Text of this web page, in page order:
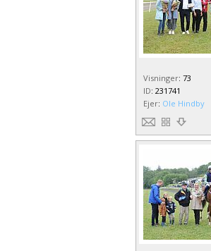
Visninger: 73
ID: 231741
Ejer: Ole Hindby